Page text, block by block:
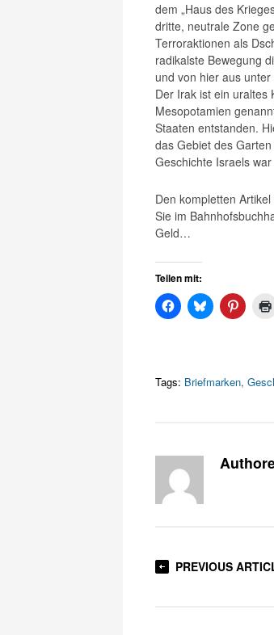
dem „Haus des
dritte, neutrale Zone
Terroraktionen als
radikalste Bewegung
und von hier aus
Der Irak ist ein uraltes
Mesopotamien
Staaten entstanden.
das Gebiet des
Geschichte Israels
Den kompletten
Sie im
Geld…
Teilen mit:
Tags: Briefmarken,
PREVIOUS